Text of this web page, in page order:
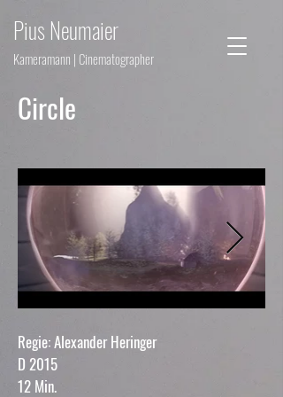
Pius Neumaier
Kameramann | Cinematographer
Circle
Regie: Alexander Heringer
D 2015
12 Min.